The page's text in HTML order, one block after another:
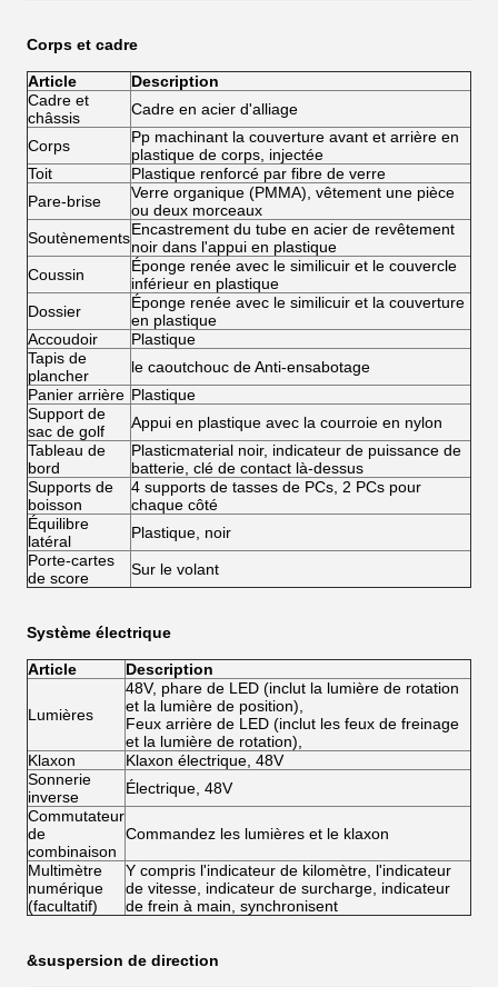
Corps et cadre
Article
Description
Cadre et
châssis
Cadre en acier d'alliage
Corps
Pp machinant la couverture avant et arrière en
plastique de corps, injectée
Toit
Plastique renforcé par fibre de verre
Pare-brise
Verre organique (PMMA), vêtement une pièce
ou deux morceaux
SoutènementsEncastrement du tube en acier de revêtement
noir dans l'appui en plastique
Coussin
Éponge renée avec le similicuir et le couvercle
inférieur en plastique
Dossier
Éponge renée avec le similicuir et la couverture
en plastique
Accoudoir
Plastique
Tapis de
plancher
le caoutchouc de Anti-ensabotage
Panier arrière Plastique
Support de
sac de golf
Appui en plastique avec la courroie en nylon
Tableau de
bord
Plasticmaterial noir, indicateur de puissance de
batterie, clé de contact là-dessus
Supports de
boisson
4 supports de tasses de PCs, 2 PCs pour
chaque côté
Équilibre
latéral
Plastique, noir
Porte-cartes
de score
Sur le volant
Système électrique
Article Description
Lumières
48V, phare de LED (inclut la lumière de rotation
et la lumière de position),
Feux arrière de LED (inclut les feux de freinage
et la lumière de rotation),
Klaxon
Klaxon électrique, 48V
Sonnerie
inverse
Électrique, 48V
Commutateur
de
combinaison
Commandez les lumières et le klaxon
Multimètre
numérique
(facultatif)
Y compris l'indicateur de kilomètre, l'indicateur
de vitesse, indicateur de surcharge, indicateur
de frein à main, synchronisent
&suspersion de direction